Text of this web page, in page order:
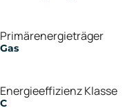
Primärenergieträger
Gas
Energieeffizienz Klasse
C